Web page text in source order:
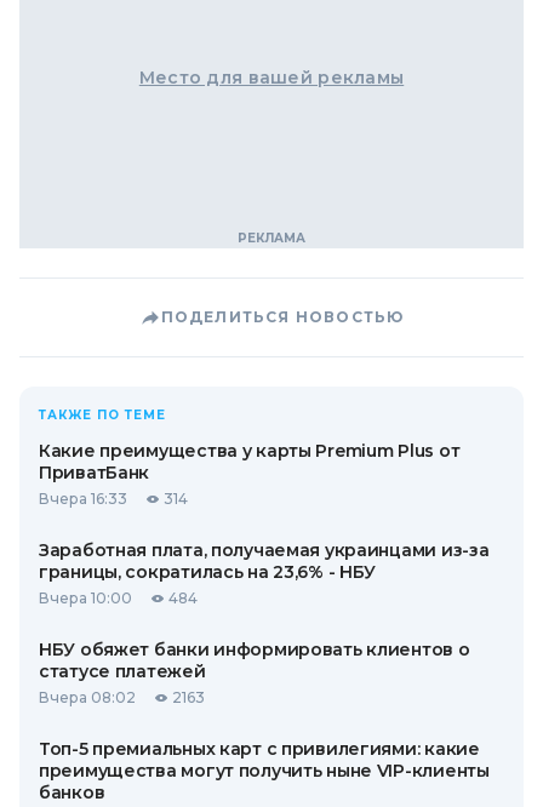
Место для вашей рекламы
ПОДЕЛИТЬСЯ НОВОСТЬЮ
ТАКЖЕ ПО ТЕМЕ
Какие преимущества у карты Premium Plus от
ПриватБанк
Вчера 16:33 314
Заработная плата, получаемая украинцами из-за
границы, сократилась на 23,6% - НБУ
Вчера 10:00 484
НБУ обяжет банки информировать клиентов о
статусе платежей
Вчера 08:02 2163
Топ-5 премиальных карт с привилегиями: какие
преимущества могут получить ныне VIP-клиенты
банков